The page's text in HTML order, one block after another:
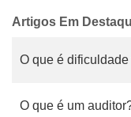
Artigos Em
O que é
O que é um